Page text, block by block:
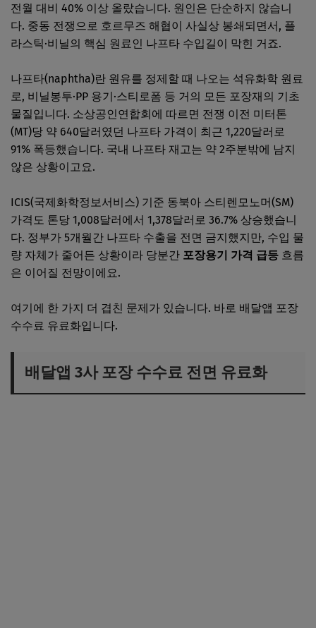
전월 대비 40% 이상 올랐습니다. 원인은 단순하지 않습니
다. 중동 전쟁으로 호르무즈 해협이 사실상 봉쇄되면서, 플
라스틱·비닐의 핵심 원료인 나프타 수입길이 막힌 거죠.
나프타(naphtha)란 원유를 정제할 때 나오는 석유화학 원료
로, 비닐봉투·PP 용기·스티로폼 등 거의 모든 포장재의 기초
물질입니다. 소상공인연합회에 따르면 전쟁 이전 미터톤
(MT)당 약 640달러였던 나프타 가격이 최근 1,220달러로
91% 폭등했습니다. 국내 나프타 재고는 약 2주분밖에 남지
않은 상황이고요.
ICIS(국제화학정보서비스) 기준 동북아 스티렌모노머(SM)
가격도 톤당 1,008달러에서 1,378달러로 36.7% 상승했습니
다. 정부가 5개월간 나프타 수출을 전면 금지했지만, 수입 물
량 자체가 줄어든 상황이라 당분간 포장용기 가격 급등 흐름
은 이어질 전망이에요.
여기에 한 가지 더 겹친 문제가 있습니다. 바로 배달앱 포장
수수료 유료화입니다.
배달앱 3사 포장 수수료 전면 유료화